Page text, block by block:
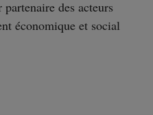
des acteurs
économique et social